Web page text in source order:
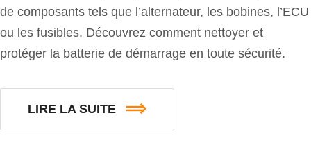
de composants tels que l’alternateur, les bobines, l’ECU
ou les fusibles. Découvrez comment nettoyer et
protéger la batterie de démarrage en toute sécurité.
LIRE LA SUITE